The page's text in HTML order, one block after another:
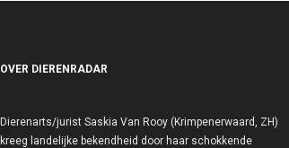
OVER DIERENRADAR
Dierenarts/jurist Saskia Van Rooy (Krimpenerwaard, ZH)
kreeg landelijke bekendheid door haar schokkende